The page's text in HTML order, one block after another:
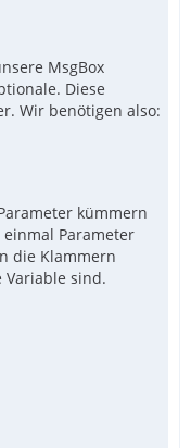
MsgBox
Diese
Wir benötigen also:
kümmern
Parameter
die Klammern
Variable sind.